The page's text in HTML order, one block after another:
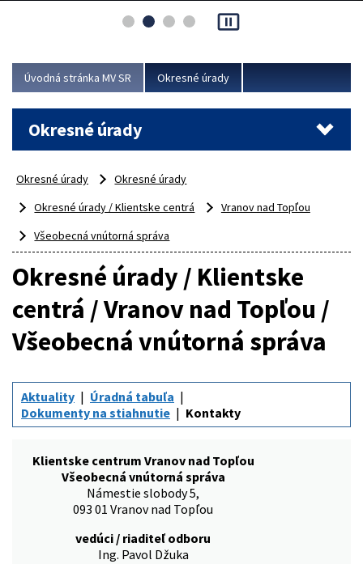
asociácie poisťovní (SLASPO) a Ministerstva vnútra SR.
Viac
pause_presentation
Úvodná stránka MV SR Okresné úrady
Okresné úrady
Okresné úrady
Okresné úrady
Okresné úrady / Klientske centrá
Vranov nad Topľou
Všeobecná vnútorná správa
Okresné úrady / Klientske
centrá / Vranov nad Topľou /
Všeobecná vnútorná správa
Aktuality
Úradná tabuľa
Dokumenty na stiahnutie
Kontakty
Klientske centrum Vranov nad Topľou
Všeobecná vnútorná správa
Námestie slobody 5,
093 01 Vranov nad Topľou
vedúci / riaditeľ odboru
Ing. Pavol Džuka